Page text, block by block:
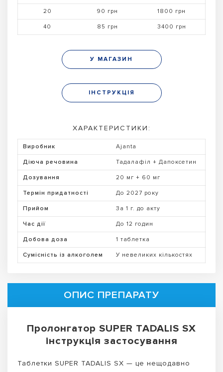
20 90 грн 1800 грн
40 85 грн 3400 грн
У МАГАЗИН
ІНСТРУКЦІЯ
ХАРАКТЕРИСТИКИ:
Виробник Ajanta
Діюча речовина Тадалафіл + Дапоксетин
Дозування 20 мг + 60 мг
Термін придатності До 2027 року
Прийом За 1 г. до акту
Час дії До 12 годин
Добова доза 1 таблетка
Сумісність із алкоголем У невеликих кількостях
ОПИС ПРЕПАРАТУ
Пролонгатор SUPER TADALIS SX
інструкція застосування
Таблетки SUPER TADALIS SX — це нещодавно